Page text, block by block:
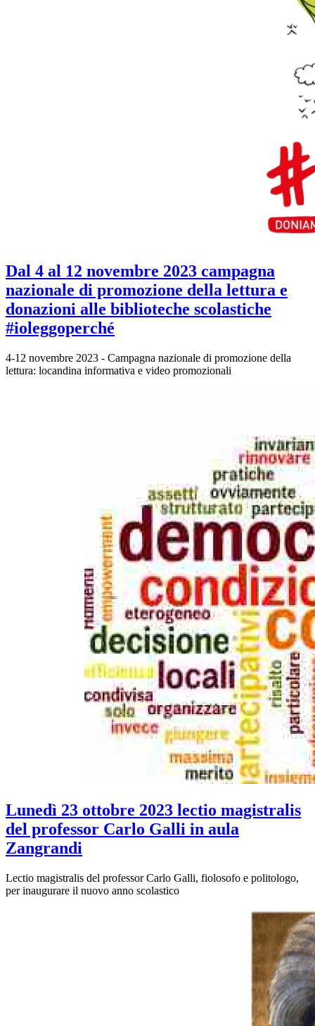
Dal 4 al 12 novembre 2023 campagna
nazionale di promozione della lettura e
donazioni alle biblioteche scolastiche
#ioleggoperché
4-12 novembre 2023 - Campagna nazionale di promozione della
lettura: locandina informativa e video promozionali
Lunedì 23 ottobre 2023 lectio magistralis
del professor Carlo Galli in aula
Zangrandi
Lectio magistralis del professor Carlo Galli, fiolosofo e politologo,
per inaugurare il nuovo anno scolastico